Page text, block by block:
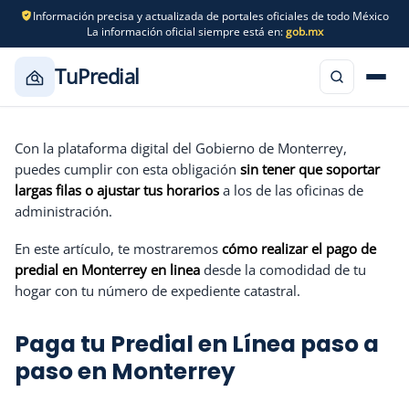
Información precisa y actualizada de portales oficiales de todo México
La información oficial siempre está en: gob.mx
TuPredial
contenido
Con la plataforma digital del Gobierno de Monterrey,
puedes cumplir con esta obligación sin tener que soportar
largas filas o ajustar tus horarios a los de las oficinas de
administración.
En este artículo, te mostraremos cómo realizar el pago de
predial en Monterrey en linea desde la comodidad de tu
hogar con tu número de expediente catastral.
Paga tu Predial en Línea paso a
paso en Monterrey